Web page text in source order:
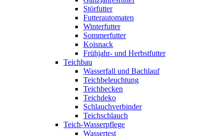
Störfutter
Futterautomaten
Winterfutter
Sommerfutter
Koisnack
Frühjahr- und Herbstfutter
Teichbau
Wasserfall und Bachlauf
Teichbeleuchtung
Teichbecken
Teichdeko
Schlauchverbinder
Teichschlauch
Teich-Wasserpflege
Wassertest